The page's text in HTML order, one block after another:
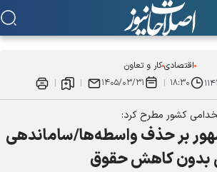
اقتصادیکار و تعاون
۱۸:۳۰ ۱۴۰۵/۰۳/۳۱
کشور مطرح کرد:
بر حذف واسطه‌ها/ساماندهی
بدون کاهش حقوق